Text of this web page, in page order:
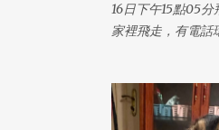
16日下午15點05
家裡飛走，有電話
也不回來越飛越遠
都喊不回來，找到